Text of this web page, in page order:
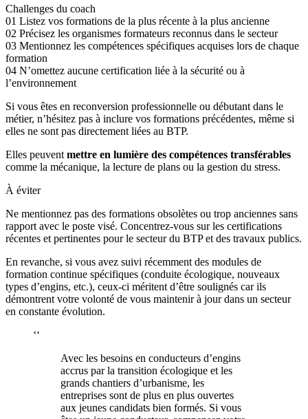
Challenges du coach
01 Listez vos formations de la plus récente à la plus ancienne
02 Précisez les organismes formateurs reconnus dans le secteur
03 Mentionnez les compétences spécifiques acquises lors de chaque
formation
04 N’omettez aucune certification liée à la sécurité ou à
l’environnement
Si vous êtes en reconversion professionnelle ou débutant dans le
métier, n’hésitez pas à inclure vos formations précédentes, même si
elles ne sont pas directement liées au BTP.
Elles peuvent mettre en lumière des compétences transférables
comme la mécanique, la lecture de plans ou la gestion du stress.
À éviter
Ne mentionnez pas des formations obsolètes ou trop anciennes sans
rapport avec le poste visé. Concentrez-vous sur les certifications
récentes et pertinentes pour le secteur du BTP et des travaux publics.
En revanche, si vous avez suivi récemment des modules de
formation continue spécifiques (conduite écologique, nouveaux
types d’engins, etc.), ceux-ci méritent d’être soulignés car ils
démontrent votre volonté de vous maintenir à jour dans un secteur
en constante évolution.
‘‘
Avec les besoins en conducteurs d’engins
accrus par la transition écologique et les
grands chantiers d’urbanisme, les
entreprises sont de plus en plus ouvertes
aux jeunes candidats bien formés. Si vous